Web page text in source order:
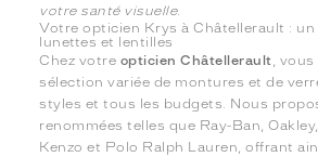
votre santé visuelle.
Votre opticien Krys à Châtellerault : un
lunettes et lentilles
Chez votre opticien Châtellerault,
sélection variée de montures et de
styles et tous les budgets. Nous
renommées telles que Ray-Ban,
Kenzo et Polo Ralph Lauren, offrant